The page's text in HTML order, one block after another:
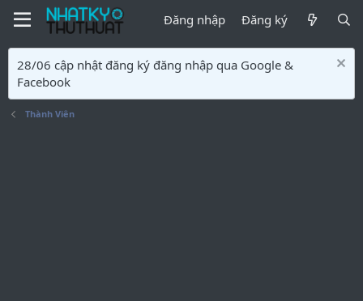
Đăng nhập Đăng ký
28/06 cập nhật đăng ký đăng nhập qua Google &
Facebook
Thành Viên